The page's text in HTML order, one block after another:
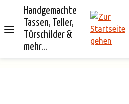
springen
Handgemachte
Tassen, Teller,
Türschilder &
mehr...